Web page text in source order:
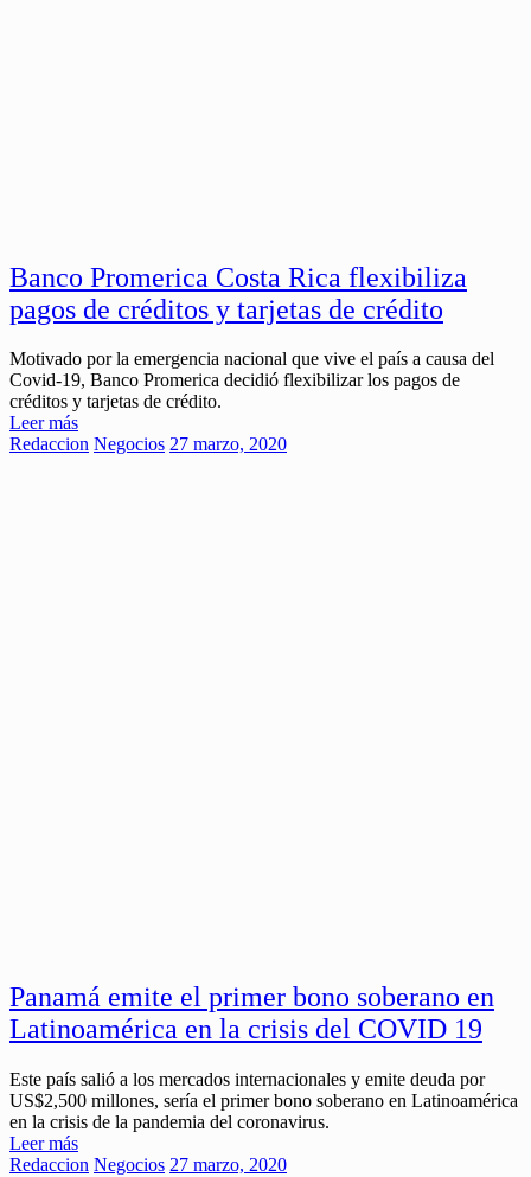
Banco Promerica Costa Rica flexibiliza
pagos de créditos y tarjetas de crédito
Motivado por la emergencia nacional que vive el país a causa del
Covid-19, Banco Promerica decidió flexibilizar los pagos de
créditos y tarjetas de crédito.
Leer más
Redaccion Negocios 27 marzo, 2020
Panamá emite el primer bono soberano en
Latinoamérica en la crisis del COVID 19
Este país salió a los mercados internacionales y emite deuda por
US$2,500 millones, sería el primer bono soberano en Latinoamérica
en la crisis de la pandemia del coronavirus.
Leer más
Redaccion Negocios 27 marzo, 2020